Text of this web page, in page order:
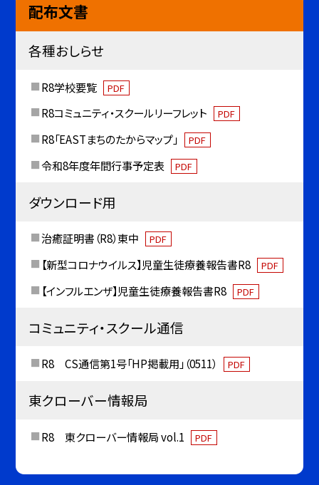
配布文書
各種おしらせ
R8学校要覧 PDF
R8コミュニティ・スクールリーフレット PDF
R8「EASTまちのたからマップ」 PDF
令和8年度年間行事予定表 PDF
ダウンロード用
治癒証明書（R8）東中 PDF
【新型コロナウイルス】児童生徒療養報告書R8 PDF
【インフルエンザ】児童生徒療養報告書R8 PDF
コミュニティ・スクール通信
R8 CS通信第1号「HP掲載用」（0511） PDF
東クローバー情報局
R8 東クローバー情報局 vol.1 PDF